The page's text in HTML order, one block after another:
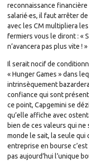
reconnaissance
salarié·es, il faut arrêter
avec les CM multipliera
fermiers vous le diront : «
n’avancera pas plus vite ! »
Il serait nocif de
« Hunger Games » dans
intrinsèquement
confiance qui sont
ce point, Capgemini se
qu’elle affiche avec
bien de ces valeurs qui
monde le sait, la seule
entreprise en bourse c’est
pas aujourd’hui l’unique